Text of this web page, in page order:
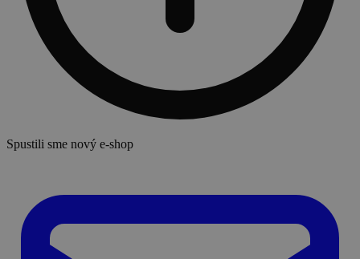
Spustili sme nový e-shop